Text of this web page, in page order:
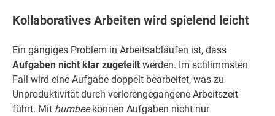
Kollaboratives Arbeiten wird spielend leicht
Ein gängiges Problem in Arbeitsabläufen ist, dass
Aufgaben nicht klar zugeteilt werden. Im schlimmsten
Fall wird eine Aufgabe doppelt bearbeitet, was zu
Unproduktivität durch verlorengegangene Arbeitszeit
führt. Mit humbeekönnen Aufgaben nicht nur